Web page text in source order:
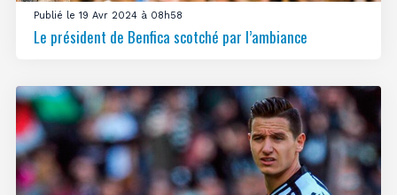
Publié le 19 Avr 2024 à 08h58
Le président de Benfica scotché par l’ambiance